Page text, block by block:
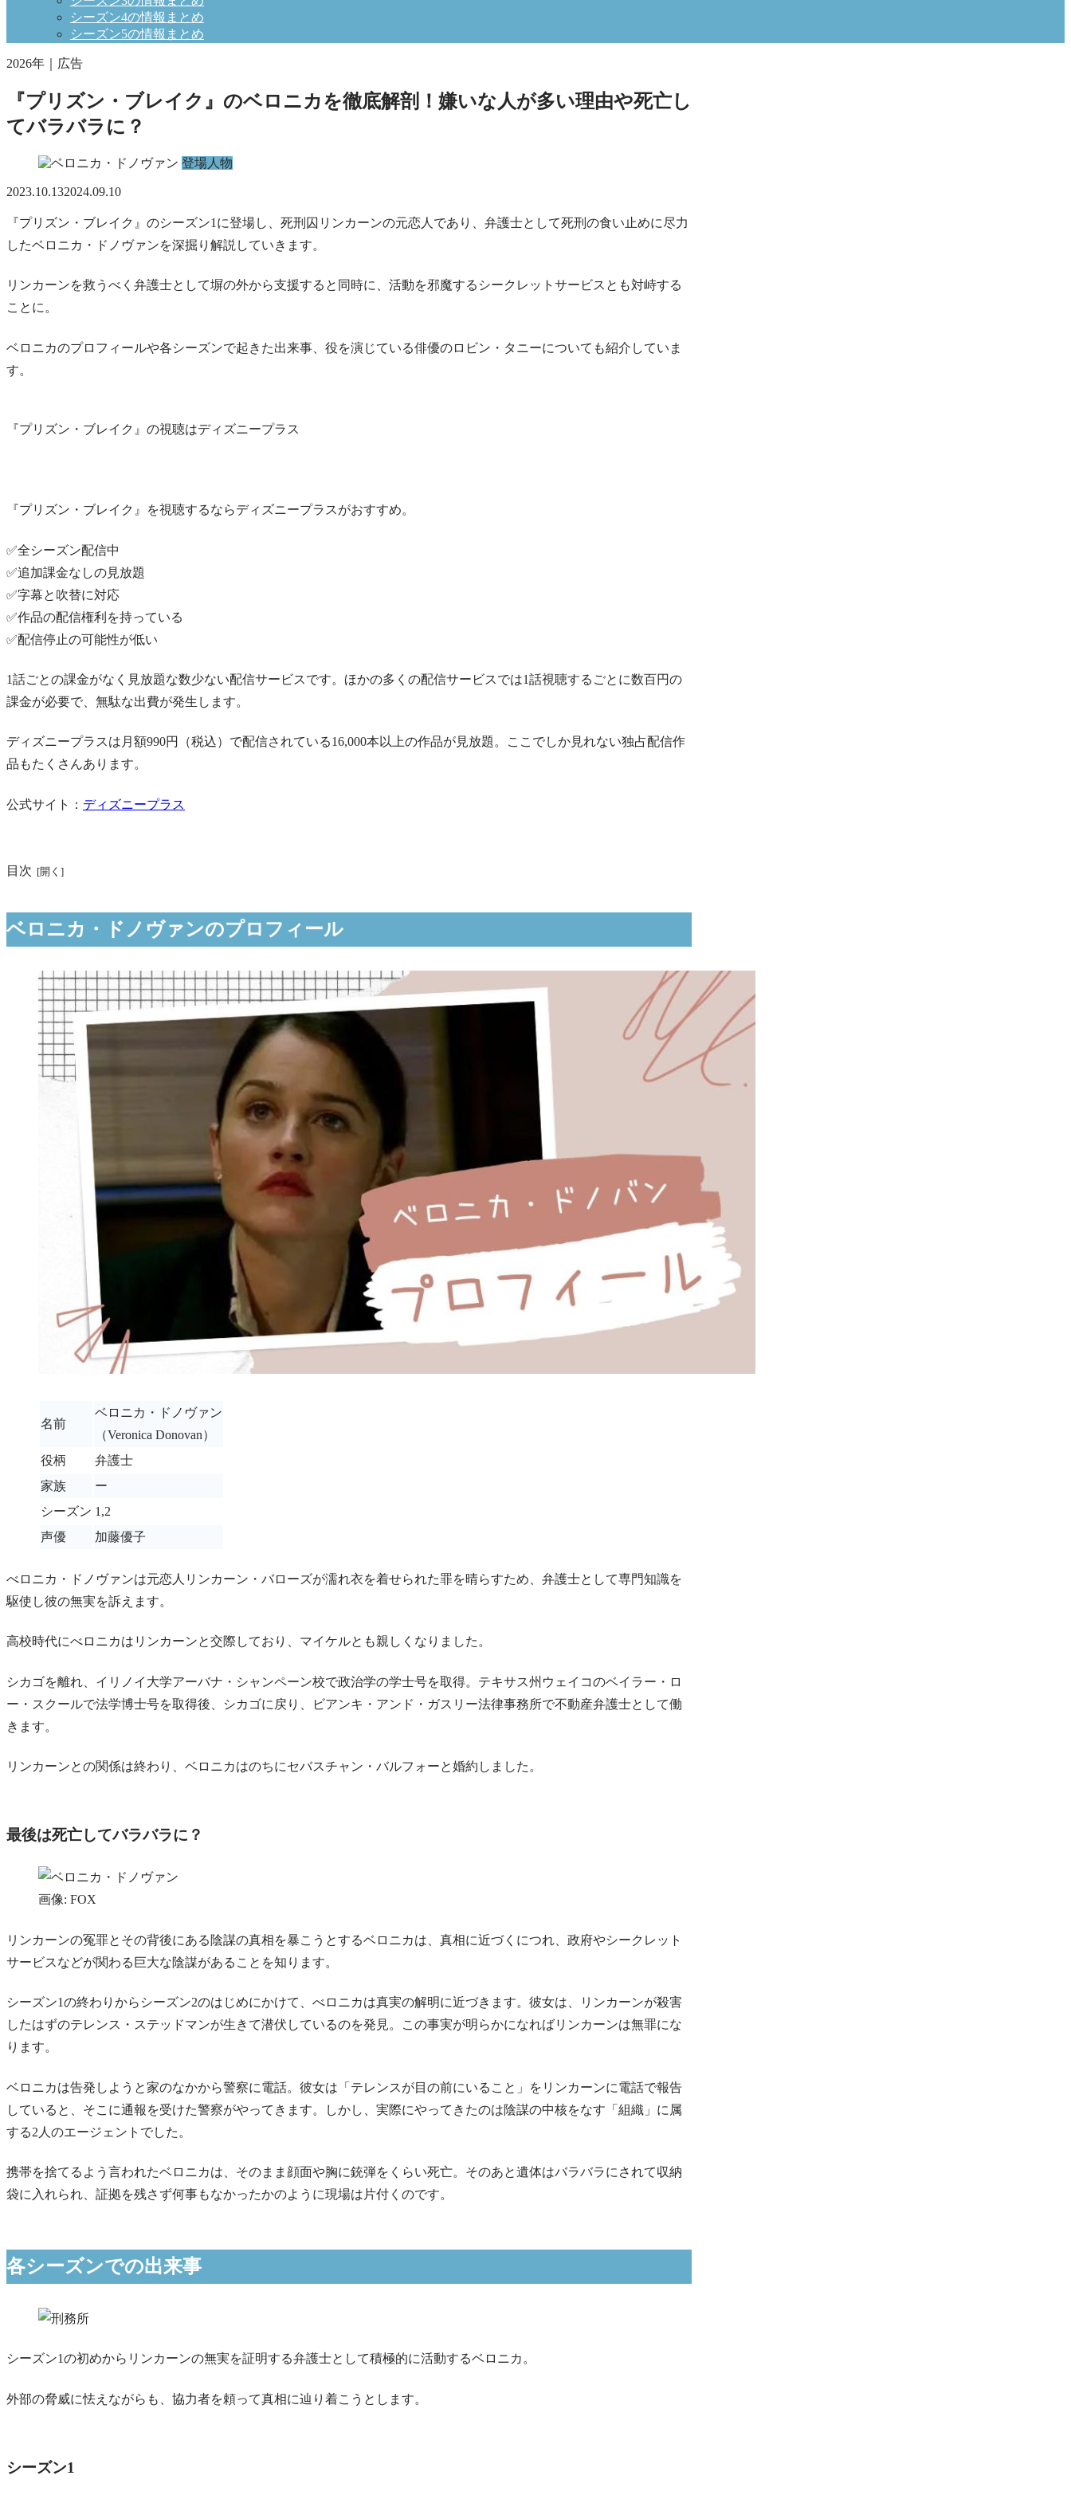
シーズン4の情報まとめ
シーズン5の情報まとめ
2026年｜広告
『プリズン・ブレイク』のベロニカを徹底解剖！嫌いな人が多い理由や死亡し
てバラバラに？
登場人物
2023.10.132024.09.10
『プリズン・ブレイク』のシーズン1に登場し、死刑囚リンカーンの元恋人であり、弁護士として死刑の食い止めに尽力
したベロニカ・ドノヴァンを深掘り解説していきます。
リンカーンを救うべく弁護士として塀の外から支援すると同時に、活動を邪魔するシークレットサービスとも対峙する
ことに。
ベロニカのプロフィールや各シーズンで起きた出来事、役を演じている俳優のロビン・タニーについても紹介していま
す。
『プリズン・ブレイク』の視聴はディズニープラス
『プリズン・ブレイク』を視聴するならディズニープラスがおすすめ。
✅全シーズン配信中
✅追加課金なしの見放題
✅字幕と吹替に対応
✅作品の配信権利を持っている
✅配信停止の可能性が低い
1話ごとの課金がなく見放題な数少ない配信サービスです。ほかの多くの配信サービスでは1話視聴するごとに数百円の
課金が必要で、無駄な出費が発生します。
ディズニープラスは月額990円（税込）で配信されている16,000本以上の作品が見放題。ここでしか見れない独占配信作
品もたくさんあります。
公式サイト： ディズニープラス
目次
ベロニカ・ドノヴァンのプロフィール
名前
ベロニカ・ドノヴァン
（Veronica Donovan）
役柄
弁護士
家族
ー
シーズン 1,2
声優
加藤優子
べロニカ・ドノヴァンは元恋人リンカーン・バローズが濡れ衣を着せられた罪を晴らすため、弁護士として専門知識を
駆使し彼の無実を訴えます。
高校時代にべロニカはリンカーンと交際しており、マイケルとも親しくなりました。
シカゴを離れ、イリノイ大学アーバナ・シャンペーン校で政治学の学士号を取得。テキサス州ウェイコのベイラー・ロ
ー・スクールで法学博士号を取得後、シカゴに戻り、ビアンキ・アンド・ガスリー法律事務所で不動産弁護士として働
きます。
リンカーンとの関係は終わり、ベロニカはのちにセバスチャン・バルフォーと婚約しました。
最後は死亡してバラバラに？
画像: FOX
リンカーンの冤罪とその背後にある陰謀の真相を暴こうとするベロニカは、真相に近づくにつれ、政府やシークレット
サービスなどが関わる巨大な陰謀があることを知ります。
シーズン1の終わりからシーズン2のはじめにかけて、べロニカは真実の解明に近づきます。彼女は、リンカーンが殺害
したはずのテレンス・ステッドマンが生きて潜伏しているのを発見。この事実が明らかになればリンカーンは無罪にな
ります。
ベロニカは告発しようと家のなかから警察に電話。彼女は「テレンスが目の前にいること」をリンカーンに電話で報告
していると、そこに通報を受けた警察がやってきます。しかし、実際にやってきたのは陰謀の中核をなす「組織」に属
する2人のエージェントでした。
携帯を捨てるよう言われたベロニカは、そのまま顔面や胸に銃弾をくらい死亡。そのあと遺体はバラバラにされて収納
袋に入れられ、証拠を残さず何事もなかったかのように現場は片付くのです。
各シーズンでの出来事
シーズン1の初めからリンカーンの無実を証明する弁護士として積極的に活動するベロニカ。
外部の脅威に怯えながらも、協力者を頼って真相に辿り着こうとします。
シーズン1